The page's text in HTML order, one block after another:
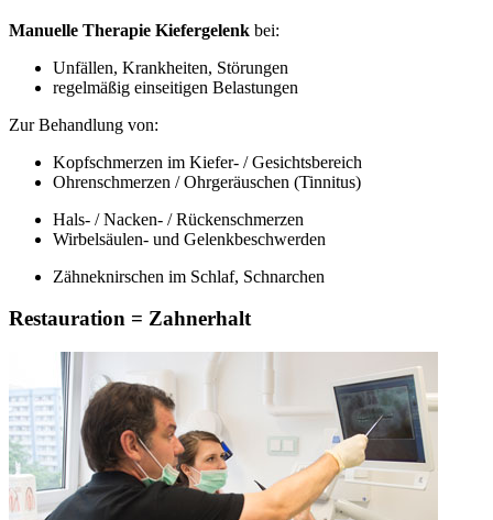
Manuelle Therapie Kiefergelenk bei:
Unfällen, Krankheiten, Störungen
regelmäßig einseitigen Belastungen
Zur Behandlung von:
Kopfschmerzen im Kiefer- / Gesichtsbereich
Ohrenschmerzen / Ohrgeräuschen (Tinnitus)
Hals- / Nacken- / Rückenschmerzen
Wirbelsäulen- und Gelenkbeschwerden
Zähneknirschen im Schlaf, Schnarchen
Restauration = Zahnerhalt